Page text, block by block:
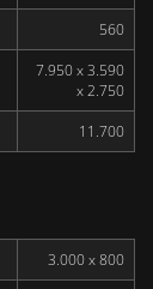
560
7.950 x 3.590
x 2.750
11.700
3.000 x 800